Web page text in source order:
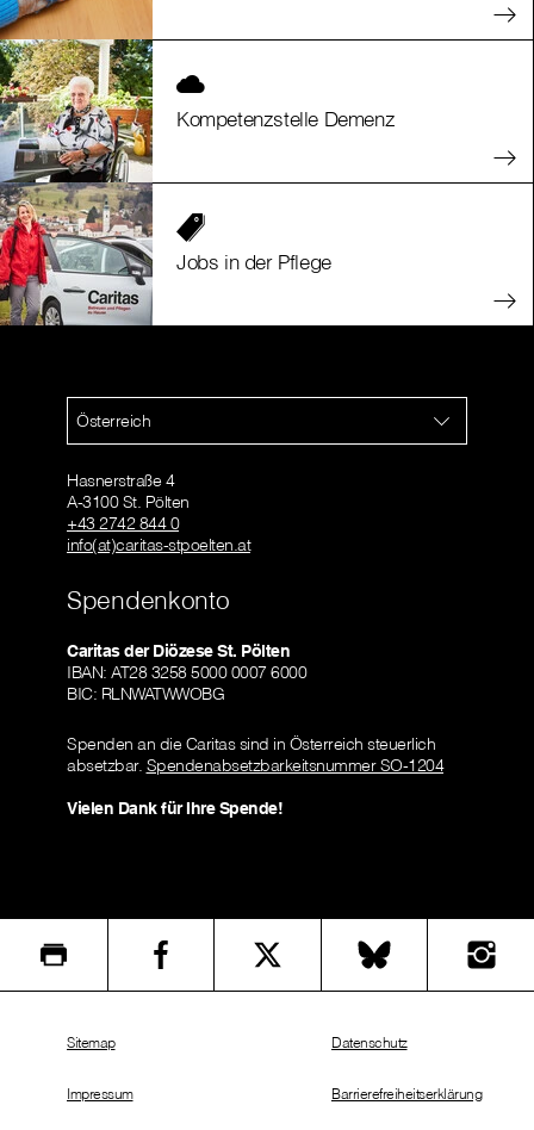
Kompetenzstelle Demenz
Jobs in der Pflege
Österreich
Hasnerstraße 4
A-3100 St. Pölten
+43 2742 844 0
info(at)caritas-stpoelten.at
Spendenkonto
Caritas der Diözese St. Pölten
IBAN: AT28 3258 5000 0007 6000
BIC: RLNWATWWOBG
Spenden an die Caritas sind in Österreich steuerlich
absetzbar. Spendenabsetzbarkeitsnummer SO-1204
Vielen Dank für Ihre Spende!
Sitemap
Impressum
Datenschutz
Barrierefreiheitserklärung